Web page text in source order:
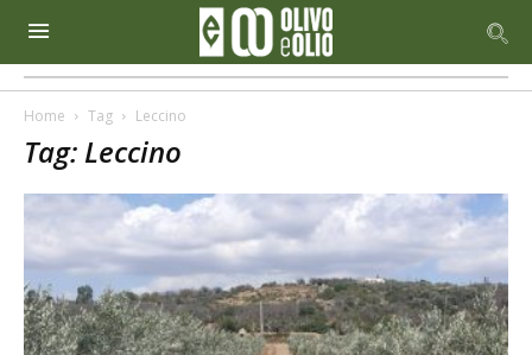
Home Tag Leccino
Tag: Leccino